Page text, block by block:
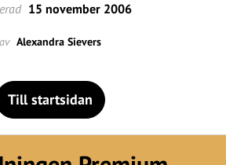
15 november 2006
av Alexandra Sievers
Till startsidan